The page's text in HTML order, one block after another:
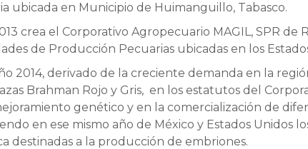
ubicada en Municipio de Huimanguillo, Tabasco.
crea el Corporativo Agropecuario MAGIL, SPR de
de Producción Pecuarias ubicadas en los
2014, derivado de la creciente demanda en la
Brahman Rojo y Gris, en los estatutos del
genético y en la comercialización de
en ese mismo año de México y Estados Unidos
destinadas a la producción de embriones.